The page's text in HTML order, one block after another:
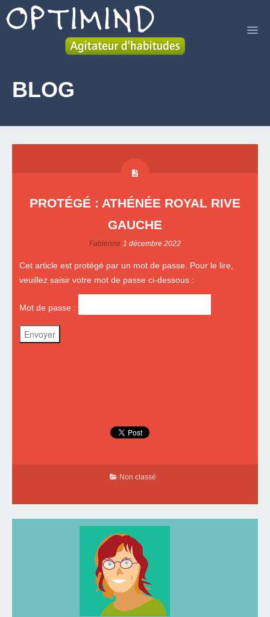
SERVICES
LIVRE
CONTACT
BLOG
PROTÉGÉ : ATHÉNÉE ROYAL RIVE
GAUCHE
Fabienne 1 décembre 2022
Cet article est protégé par un mot de passe. Pour le lire,
veuillez saisir votre mot de passe ci-dessous :
Mot de passe :
Non classé